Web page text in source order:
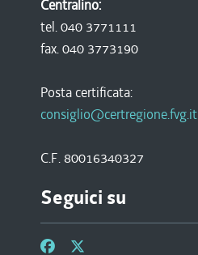
Centralino:
tel. 040 3771111
fax. 040 3773190
Posta certificata:
consiglio@certregione.fvg.it
C.F. 80016340327
Seguici su